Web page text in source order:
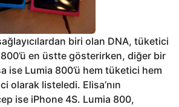
biri olan DNA, tüketici
800’ü en üstte gösterirken, diğer bir
ise Lumia 800’ü hem tüketici hem
olarak listeledi. Elisa’nın
ise iPhone 4S. Lumia 800,